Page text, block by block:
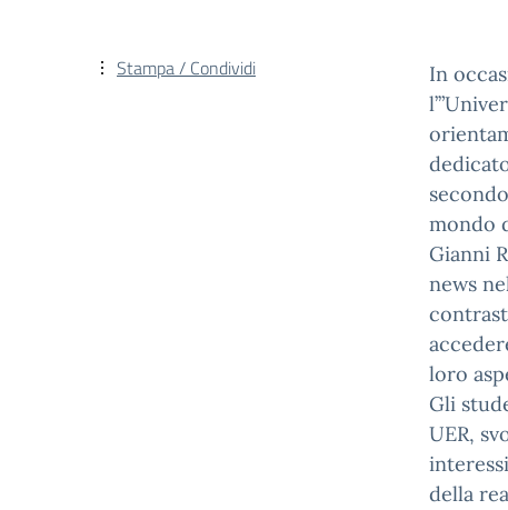
In
mondo
Gianni
news
loro
Gli
UER,
della
Stampa / Condividi